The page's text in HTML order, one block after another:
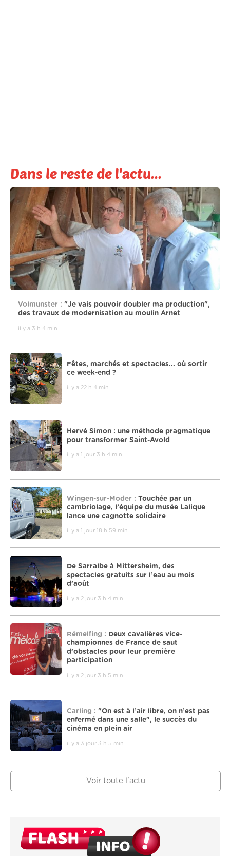
Dans le reste de l'actu...
Volmunster : "Je vais pouvoir doubler ma production",
des travaux de modernisation au moulin Arnet
il y a 3 h 4 min
Fêtes, marchés et spectacles... où sortir
ce week-end ?
il y a 22 h 4 min
Hervé Simon : une méthode pragmatique
pour transformer Saint-Avold
il y a 1 jour 3 h 4 min
Wingen-sur-Moder : Touchée par un
cambriolage, l’équipe du musée Lalique
lance une cagnotte solidaire
il y a 1 jour 18 h 59 min
De Sarralbe à Mittersheim, des
spectacles gratuits sur l’eau au mois
d’août
il y a 2 jour 3 h 4 min
Rémelfing : Deux cavalières vice-
championnes de France de saut
d’obstacles pour leur première
participation
il y a 2 jour 3 h 5 min
Carling : "On est à l’air libre, on n’est pas
enfermé dans une salle", le succès du
cinéma en plein air
il y a 3 jour 3 h 5 min
Voir toute l'actu